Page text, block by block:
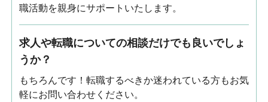
職活動を親身にサポートいたします。
求人や転職についての相談だけでも良いでしょ
うか？
もちろんです！転職するべきか迷われている方もお気
軽にお問い合わせください。